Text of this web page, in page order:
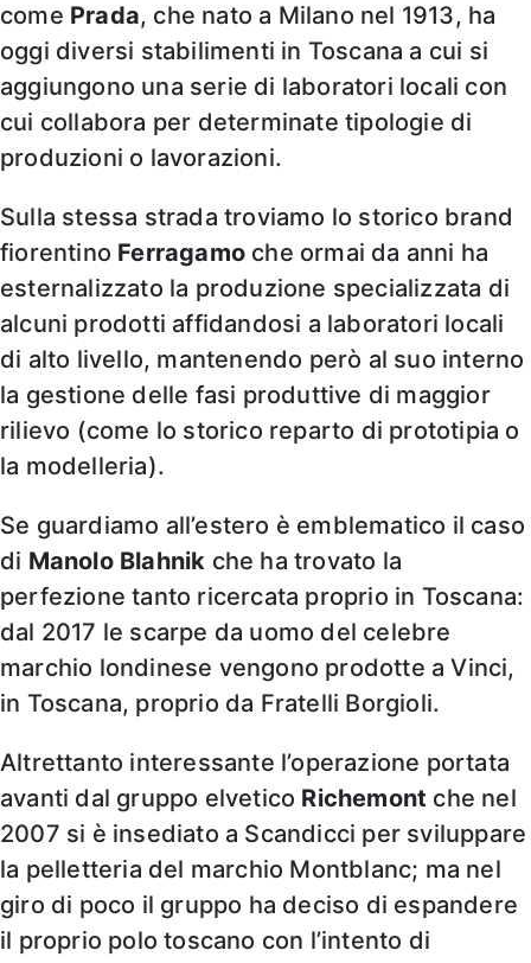
come Prada, che nato a Milano nel 1913, ha
oggi diversi stabilimenti in Toscana a cui si
aggiungono una serie di laboratori locali con
cui collabora per determinate tipologie di
produzioni o lavorazioni.
Sulla stessa strada troviamo lo storico brand
fiorentino Ferragamo che ormai da anni ha
esternalizzato la produzione specializzata di
alcuni prodotti affidandosi a laboratori locali
di alto livello, mantenendo però al suo interno
la gestione delle fasi produttive di maggior
rilievo (come lo storico reparto di prototipia o
la modelleria).
Se guardiamo all’estero è emblematico il caso
di Manolo Blahnik che ha trovato la
perfezione tanto ricercata proprio in Toscana:
dal 2017 le scarpe da uomo del celebre
marchio londinese vengono prodotte a Vinci,
in Toscana, proprio da Fratelli Borgioli.
Altrettanto interessante l’operazione portata
avanti dal gruppo elvetico Richemont che nel
2007 si è insediato a Scandicci per sviluppare
la pelletteria del marchio Montblanc; ma nel
giro di poco il gruppo ha deciso di espandere
il proprio polo toscano con l’intento di